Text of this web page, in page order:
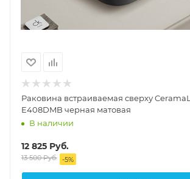
Раковина встраиваемая сверху
E408DMB черная матовая
В наличии
12 825 Руб.
13 500Руб. -5%